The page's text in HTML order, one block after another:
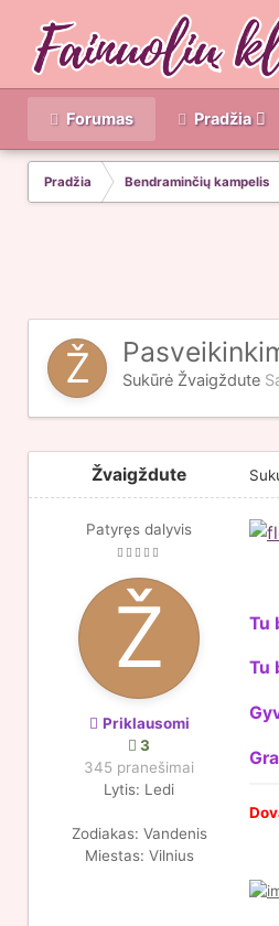
Forumas Pradžia
Pradžia Bendraminčių kampelis
Sukūrė Žvaigždute
Žvaigždute
Patyręs dalyvis
Priklausomi
3
345 pranešimai
Lytis: Ledi
Zodiakas: Vandenis
Miestas: Vilnius
Tu
Tu